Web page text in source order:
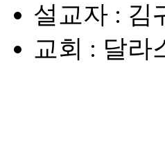
설교자 : 김
교회 : 달라